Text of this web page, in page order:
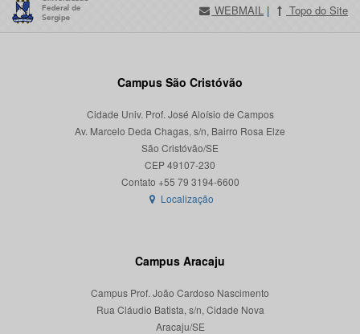
WEBMAIL | Topo do Site
Campus São Cristóvão
Cidade Univ. Prof. José Aloísio de Campos
Av. Marcelo Deda Chagas, s/n, Bairro Rosa Elze
São Cristóvão/SE
CEP 49107-230
Localização
Campus Aracaju
Campus Prof. João Cardoso Nascimento
Rua Cláudio Batista, s/n, Cidade Nova
Aracaju/SE